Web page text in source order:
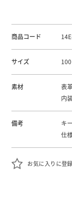
商品コード
サイズ
素材
表
内
備考
キ
仕
お気に入りに登録